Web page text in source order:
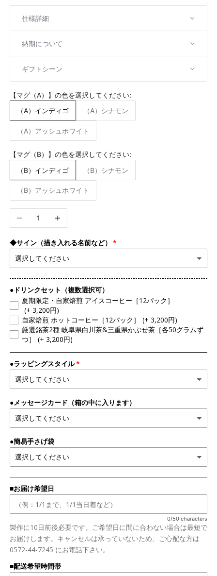
仕様詳細
納期について
ギフトシーン
【マグ（A）】の色を選択してください:
（A）インディゴ
（A）シナモン
（A）アッシュホワイト
【マグ（B）】の色を選択してください:
（B）インディゴ
（B）シナモン
（B）アッシュホワイト
数量を減らす 数量を増やす
◆サイン（描き入れる名前など）
●ドリンクセット（複数選択可）
夏期限定・自家焙煎 アイスコーヒー［12パック］
(+ 3,200円)
自家焙煎 ホットコーヒー［12パック］
(+ 3,200円)
厳選銘茶2種 岐阜県白川茶&三重県かぶせ茶［各50グラムず
つ］
(+ 3,200円)
●ラッピングスタイル
●メッセージカード（箱の中に入ります）
●簡易手さげ袋
■お届け希望日
0/50 characters
製作に10日前後必要です。ご希望日に間に合わない場合は最短で
お届けします。キャンセルは承っていないため、ご心配な方は
0572-44-7245 にお電話下さい。
■配送希望時間帯